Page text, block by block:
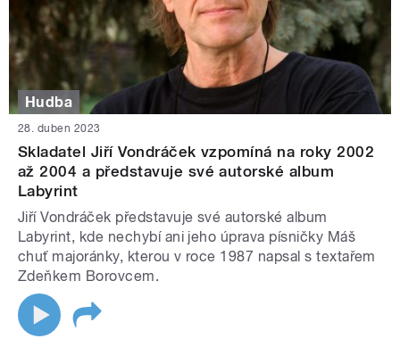
Hudba
28. duben 2023
Skladatel Jiří Vondráček vzpomíná na roky 2002
až 2004 a představuje své autorské album
Labyrint
Jiří Vondráček představuje své autorské album
Labyrint, kde nechybí ani jeho úprava písničky Máš
chuť majoránky, kterou v roce 1987 napsal s textařem
Zdeňkem Borovcem.